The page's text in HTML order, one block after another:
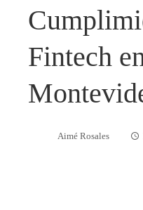
Fintech
Aimé Rosales